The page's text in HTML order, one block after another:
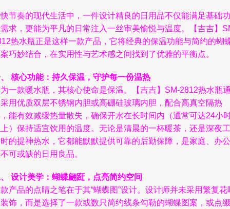
节奏的现代生活中，一件设计精良的日用品不仅能满足基础功
求，更能为平凡的日常注入一丝审美愉悦与温度。【吉吉】
热水瓶正是这样一款产品，它将经典的保温功能与简约的蝴
巧妙结合，在实用性与艺术感之间找到了优雅的平衡点。
核心功能：持久保温，守护每一份温热
一款暖水瓶，其核心使命是保温。【吉吉】SM-2812热水瓶
用优质双层不锈钢内胆或高硼硅玻璃内胆，配合高真空隔热
能有效减缓热量散失，确保开水在长时间内（通常可达24小
）保持适宜饮用的温度。无论是清晨的一杯暖茶，还是深夜工
的提神热水，它都能默默提供可靠的后勤保障，是家庭、办公
可或缺的日用良品。
设计美学：蝴蝶翩跹，点亮简约空间
产品的点睛之笔在于其“蝴蝶图”设计。设计师并未采用繁复花
饰，而是选择了一款或数只简约线条勾勒的蝴蝶图案，或点缀